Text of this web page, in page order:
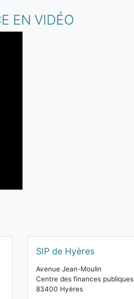
EN VIDÉO
SIP de Hyères
Avenue Jean-Moulin
Centre des finances publiques
83400 Hyères